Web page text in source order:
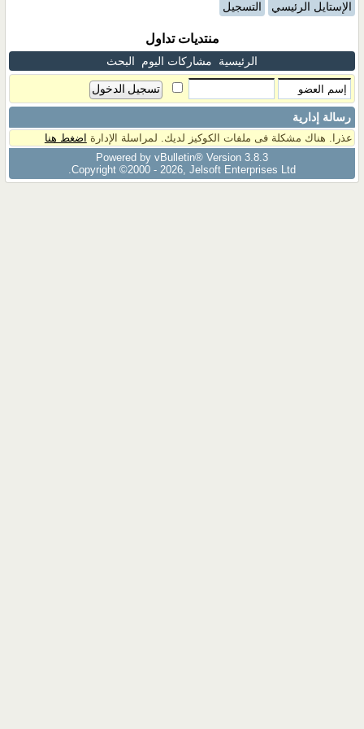
الإستايل الرئيسي التسجيل
منتديات تداول
الرئيسية مشاركات اليوم البحث
رسالة إدارية
عذرا. هناك مشكلة فى ملفات الكوكيز لديك. لمراسلة الإدارة اضغط هنا
Powered by vBulletin® Version 3.8.3
Copyright ©2000 - 2026, Jelsoft Enterprises Ltd.